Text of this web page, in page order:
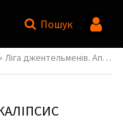
Пошук
» Ліга джентельменів. Апокаліпсис / The League of Gentlemen's Apocalypse / Royston Vasey: The Motion Picture